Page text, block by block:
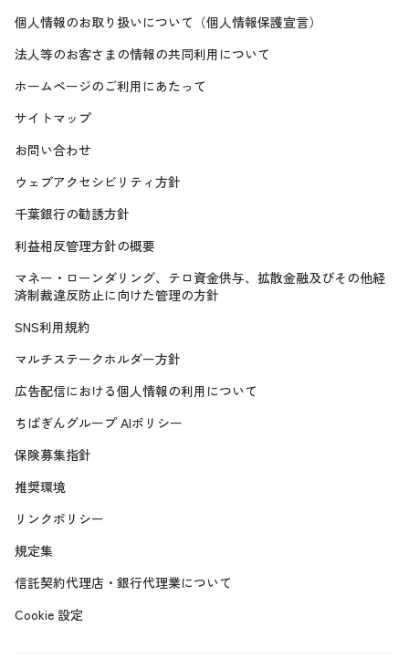
個人情報のお取り扱いについて（個人情報保護宣言）
法人等のお客さまの情報の共同利用について
ホームページのご利用にあたって
サイトマップ
お問い合わせ
ウェブアクセシビリティ方針
千葉銀行の勧誘方針
利益相反管理方針の概要
マネー・ローンダリング、テロ資金供与、拡散金融及びその他経
済制裁違反防止に向けた管理の方針
SNS利用規約
マルチステークホルダー方針
広告配信における個人情報の利用について
ちばぎんグループ AIポリシー
保険募集指針
推奨環境
リンクポリシー
規定集
信託契約代理店・銀行代理業について
Cookie 設定